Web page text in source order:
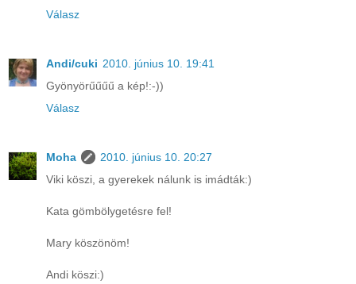
Válasz
Andi/cuki 2010. június 10. 19:41
Gyönyörűűűű a kép!:-))
Válasz
Moha
2010. június 10. 20:27
Viki köszi, a gyerekek nálunk is imádták:)
Kata gömbölygetésre fel!
Mary köszönöm!
Andi köszi:)